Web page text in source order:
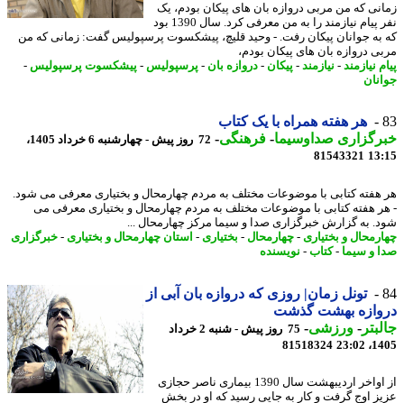
که من مربی دروازه بان های پیکان بودم، یک
نفر پیام نیازمند را به من معرفی کرد. سال 1390 بود
جوانان پیکان رفت. - وحید قلیچ، پیشکسوت پرسپولیس گفت: زمانی که من
دروازه بان های پیکان بودم،
نیازمند-نیازمند-پیکان-دروازه بان-پرسپولیس-پیشکسوت پرسپولیس-
هر هفته همراه با یک کتاب
صداوسیما-فرهنگی-
72 روز پیش - چهارشنبه 6 خرداد 1405،
81543321
کتابی با موضوعات مختلف به مردم چهارمحال و بختیاری معرفی می شود.
هفته کتابی با موضوعات مختلف به مردم چهارمحال و بختیاری معرفی می
به گزارش خبرگزاری صدا و سیما مرکز چهارمحال ...
و بختیاری- چهارمحال-بختیاری- استان چهارمحال و بختیاری- خبرگزاری
و سیما-کتاب-نویسنده
تونل زمان| روزی که دروازه بان آبی از
بهشت گذشت
-ورزشی-
75 روز پیش - شنبه 2 خرداد
81518324
از اواخر اردیبهشت سال 1390 بیماری ناصر حجازی
اوج گرفت و کار به جایی رسید که او در بخش